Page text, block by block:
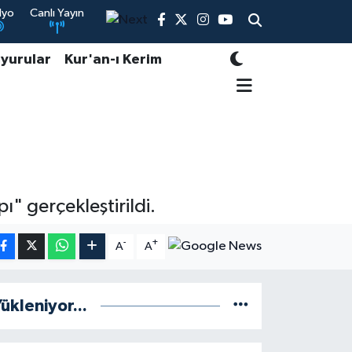
Canlı Yayın
Kur'an-ı Kerim
gerçekleştirildi.
A- A+